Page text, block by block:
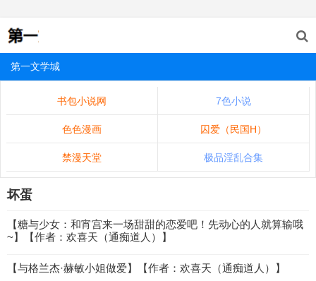
第一文学城
书包小说网 7色小说
色色漫画 囚爱（民国H）
禁漫天堂 极品淫乱合集
坏蛋
【糖与少女：和宵宫来一场甜甜的恋爱吧！先动心的人就算输哦
~】【作者：欢喜天（通痴道人）】
【与格兰杰·赫敏小姐做爱】【作者：欢喜天（通痴道人）】